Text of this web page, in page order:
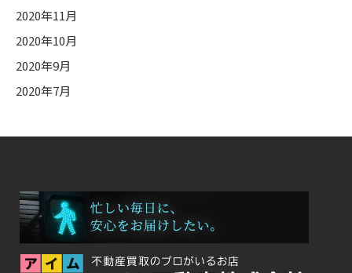
2020年11月
2020年10月
2020年9月
2020年7月